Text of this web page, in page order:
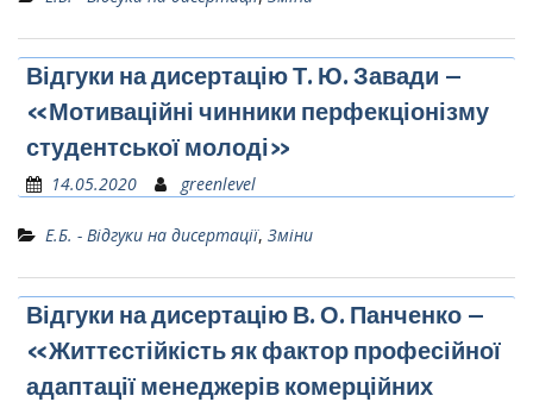
Відгуки на дисертацію Т. Ю. Завади –
«Мотиваційні чинники перфекціонізму
студентської молоді»
14.05.2020 greenlevel
Е.Б. - Відгуки на дисертації, Зміни
Відгуки на дисертацію В. О. Панченко –
«Життєстійкість як фактор професійної
адаптації менеджерів комерційних